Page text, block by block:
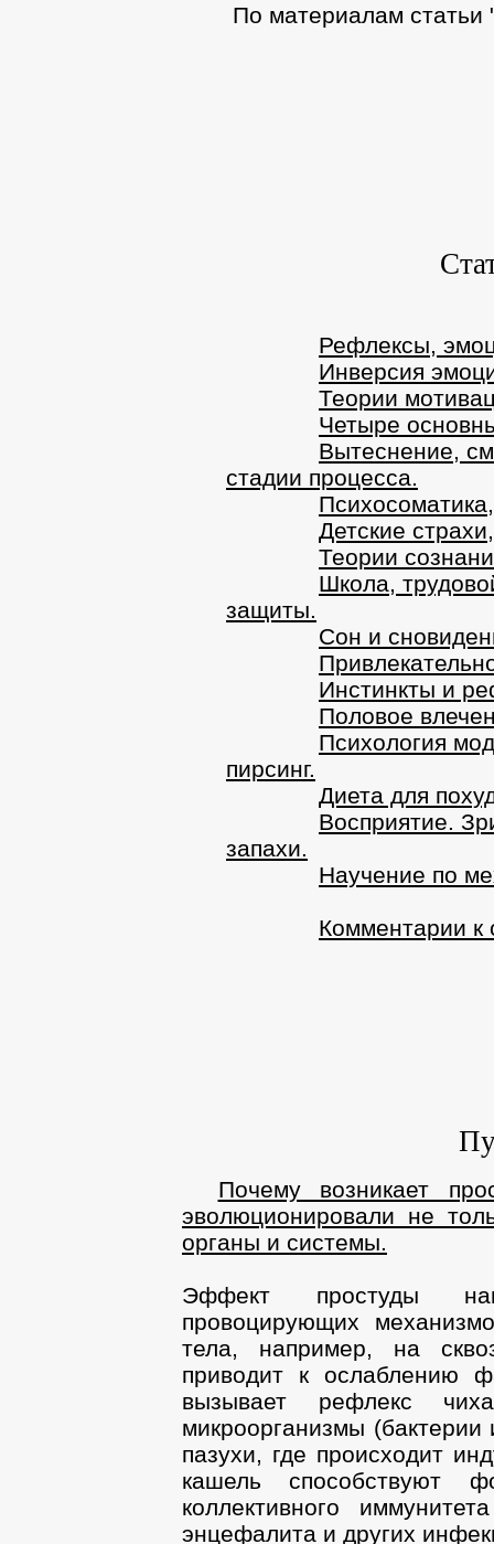
По материалам статьи
Рефлексы,
Инверсия
Теории
Четыре
Вытеснение,
стадии процесса.
Детские
Теории
Школа,
защиты.
Сон и
Инстинкты и
Половое
Психология
пирсинг.
Диета для
Восприятие.
запахи.
Научение по
Комментарии к
Почему возникает
эволюционировали не
органы и системы.
Эффект простуды
провоцирующих
тела, например, на
приводит к ослаблению
вызывает рефлекс
микроорганизмы
пазухи, где происходит
кашель способствуют
коллективного
энцефалита и других